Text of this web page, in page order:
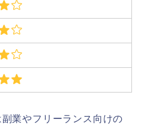
副業やフリーランス向けの